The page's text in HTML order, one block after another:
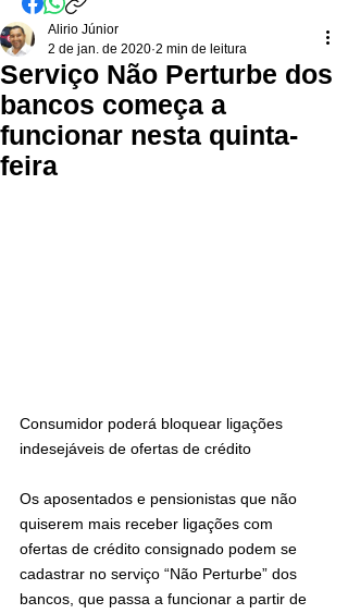
Serviço Não Perturbe dos
bancos começa a
funcionar nesta quinta-
feira
Alirio Júnior
2 de jan. de 2020 2 min de leitura
Consumidor poderá bloquear ligações
indesejáveis de ofertas de crédito
Os aposentados e pensionistas que não
quiserem mais receber ligações com
ofertas de crédito consignado podem se
cadastrar no serviço “Não Perturbe” dos
bancos, que passa a funcionar a partir de